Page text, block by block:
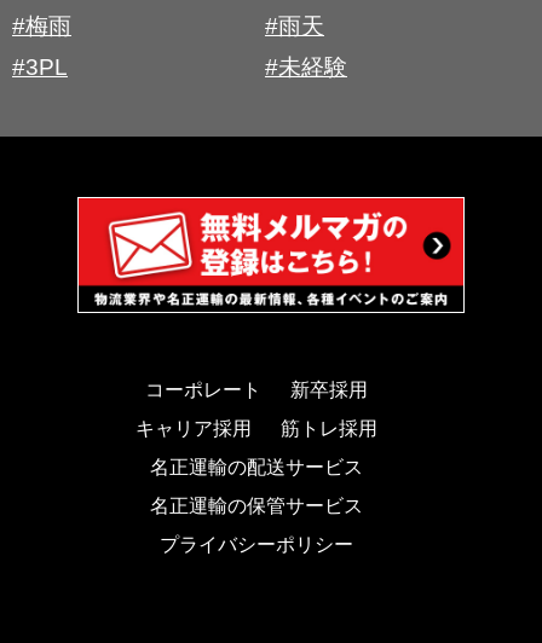
#梅雨
#雨天
#3PL
#未経験
コーポレート
新卒採用
キャリア採用
筋トレ採用
名正運輸の配送サービス
名正運輸の保管サービス
プライバシーポリシー